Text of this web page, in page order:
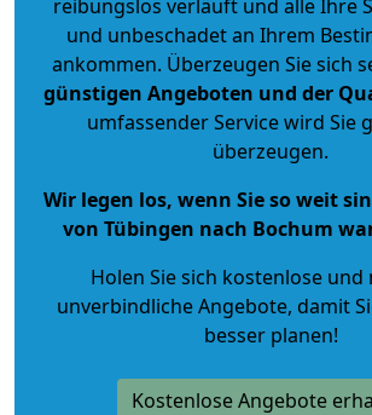
reibungslos verläuft und alle Ihre
und unbeschadet an Ihrem
ankommen. Überzeugen Sie sich
günstigen Angeboten und der
umfassender Service wird Sie
überzeugen.
Wir legen los, wenn Sie so weit
von Tübingen nach Bochum
Holen Sie sich kostenlose
unverbindliche Angebote, damit
besser planen!
Kostenlose Angebote